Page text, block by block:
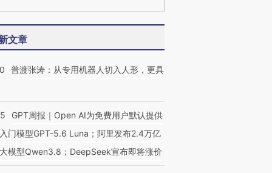
文章
普渡张涛：从专用机器人切入人形，更具
GPT周报｜Open AI为免费用户默认提供
门模型GPT-5.6 Luna；阿里发布2.4万亿
模型Qwen3.8；DeepSeek宣布即将涨价